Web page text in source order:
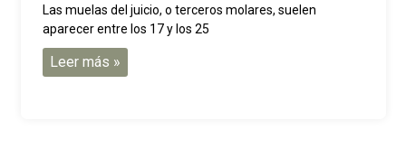
Las muelas del juicio, o terceros molares, suelen
aparecer entre los 17 y los 25
Leer más »